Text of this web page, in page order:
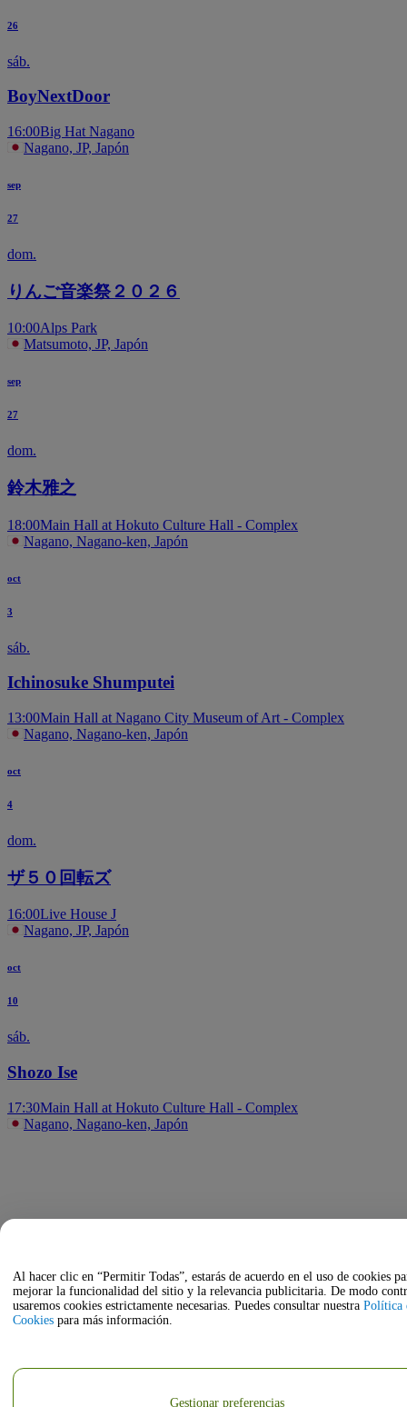
26
sáb.
BoyNextDoor
16:00Big Hat Nagano
Nagano, JP, Japón
sep
27
dom.
りんご音楽祭２０２６
10:00Alps Park
Matsumoto, JP, Japón
sep
27
dom.
鈴木雅之
18:00Main Hall at Hokuto Culture Hall - Complex
Nagano, Nagano-ken, Japón
oct
3
sáb.
Ichinosuke Shumputei
13:00Main Hall at Nagano City Museum of Art - Complex
Nagano, Nagano-ken, Japón
oct
4
dom.
ザ５０回転ズ
16:00Live House J
Nagano, JP, Japón
oct
10
sáb.
Shozo Ise
17:30Main Hall at Hokuto Culture Hall - Complex
Nagano, Nagano-ken, Japón
Al hacer clic en “Permitir Todas”, estarás de acuerdo en el uso de cookies
mejorar la funcionalidad del sitio y la relevancia publicitaria. De modo
usaremos cookies estrictamente necesarias. Puedes consultar nuestra Política
Cookies para más información.
Gestionar preferencias